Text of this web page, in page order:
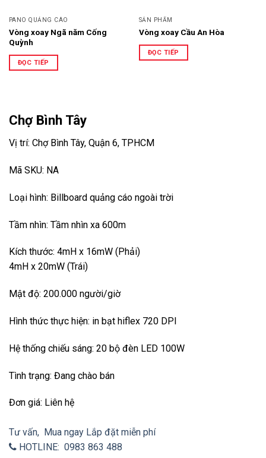
PANO QUẢNG CÁO
Vòng xoay Ngã năm Cống
Quỳnh
ĐỌC TIẾP
SẢN PHẨM
Vòng xoay Cầu An Hòa
ĐỌC TIẾP
Chợ Bình Tây
Vị trí: Chợ Bình Tây, Quận 6, TPHCM
Mã SKU: NA
Loại hình: Billboard quảng cáo ngoài trời
Tầm nhìn: Tầm nhìn xa 600m
Kích thước: 4mH x 16mW (Phải)
4mH x 20mW (Trái)
Mật độ: 200.000 người/giờ
Hình thức thực hiện: in bạt hiflex 720 DPI
Hệ thống chiếu sáng: 20 bộ đèn LED 100W
Tình trạng: Đang chào bán
Đơn giá: Liên hệ
Tư vấn, Mua ngay Lắp đặt miễn phí
HOTLINE: 0983 863 488